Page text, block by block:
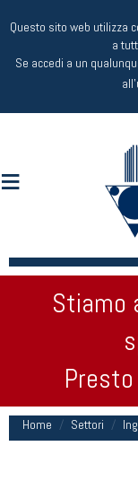
Questo sito web utilizza
a
Se accedi a un
Stiamo
Home Settori